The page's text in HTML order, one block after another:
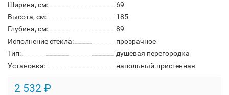
Ширина, см:
69
Высота, см:
185
Глубина, см:
89
Исполнение стекла:
прозрачное
Тип:
душевая перегородка
Установка:
напольный.пристенная
2 532 ₽